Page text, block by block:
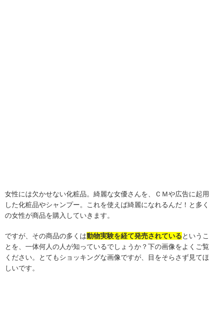
女性には欠かせない化粧品。綺麗な女優さんを、ＣＭや広告に起用
した化粧品やシャンプー。これを使えば綺麗になれるんだ！と多く
の女性が商品を購入していきます。
ですが、その商品の多くは動物実験を経て発売されているというこ
とを、一体何人の人が知っているでしょうか？下の画像をよくご覧
ください。とてもショッキングな画像ですが、目をそらさず見てほ
しいです。